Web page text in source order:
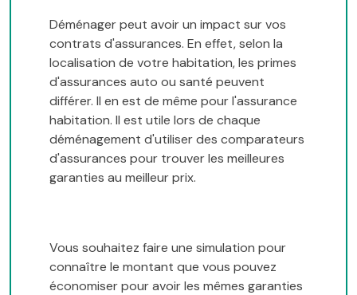
Déménager peut avoir un impact sur vos
contrats d'assurances. En effet, selon la
localisation de votre habitation, les primes
d'assurances auto ou santé peuvent
différer. Il en est de même pour l'assurance
habitation. Il est utile lors de chaque
déménagement d'utiliser des comparateurs
d'assurances pour trouver les meilleures
garanties au meilleur prix.
Vous souhaitez faire une simulation pour
connaître le montant que vous pouvez
économiser pour avoir les mêmes garanties